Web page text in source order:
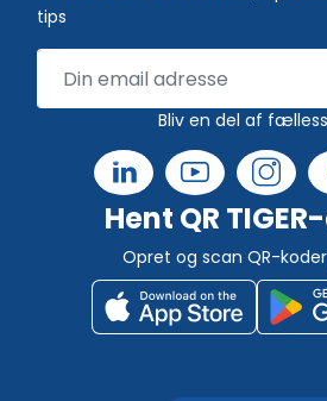
tips
Bliv en del af
Hent QR
Opret og scan QR-